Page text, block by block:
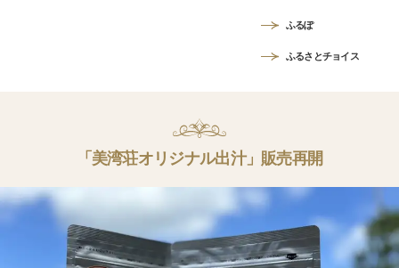
ふるぽ
ふるさとチョイス
「美湾荘オリジナル出汁」販売再開